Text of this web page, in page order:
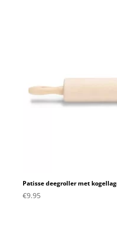
Patisse deegroller met
€9.95